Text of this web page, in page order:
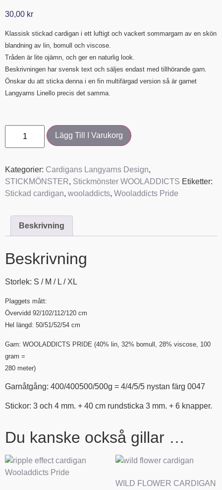
30,00 kr
Klassisk stickad cardigan i ett luftigt och vackert sommargarn av en skön
blandning av lin, bomull och viscose.
Tråden är lite ojämn, och ger en naturlig look.
Beskrivningen har svensk text och säljes endast med tillhörande garn.
Önskar du att sticka denna i en fin multifärgad version så är garnet
Langyarns Linello precis det samma.
Lägg Till I Varukorg
Kategorier: Cardigans Langyarns Design,
STICKMÖNSTER, Stickmönster WOOLADDICTS Etiketter:
Stickad cardigan, wooladdicts, Wooladdicts Pride
Beskrivning
Beskrivning
Storlek: S / M / L / XL
Plaggets mått:
Övervidd 92/102/112/120 cm
Hel längd: 50/51/52/54 cm
Garn: WOOLADDICTS PRIDE (40% lin, 32% bomull, 28% viscose, 100
gram =
280 meter)
Garnåtgång: 400/400500/500g = 4/4/5/5 nystan färg 0047
Stickor: 3 och 4 mm. + 40 cm rundsticka 3 mm. + 6 knapper.
Du kanske också gillar …
WILD FLOWER CARDIGAN